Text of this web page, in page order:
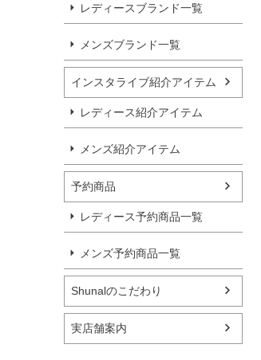
レディースブランド一覧
メンズブランド一覧
インスタライブ紹介アイテム
レディース紹介アイテム
メンズ紹介アイテム
予約商品
レディース予約商品一覧
メンズ予約商品一覧
Shunalのこだわり
実店舗案内